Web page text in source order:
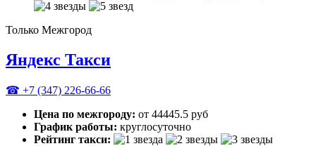
Только Межгород
Яндекс Такси
☎ +7 (347) 226-66-66
Цена по межгороду: от 44445.5 руб
График работы: круглосуточно
Рейтинг такси: